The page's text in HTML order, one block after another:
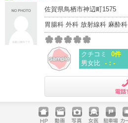
佐賀県鳥栖市神辺町1575
胃腸科 外科 放射線科 麻酔科
クチコミ
0件
男女比 -：-